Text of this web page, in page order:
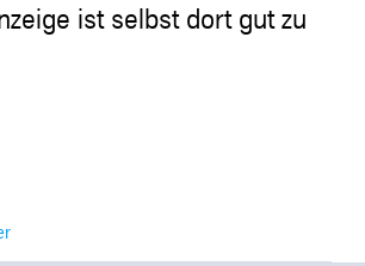
ist selbst dort gut zu